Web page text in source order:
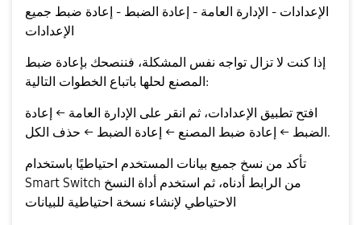
الإعدادات - الإدارة العامة - إعادة الضبط - إعادة ضبط جميع
الإعدادات
إذا كنت لا تزال تواجه نفس المشكلة، فننصحك بإعادة ضبط
المصنع لحلها باتباع الخطوات التالية:
افتح تطبيق الإعدادات، ثم انقر على الإدارة العامة ← إعادة
الضبط ← إعادة ضبط المصنع ← إعادة الضبط ← حذف الكل.
تأكد من نسخ جميع بيانات المستخدم احتياطيًا باستخدام
Smart Switch من الرابط أدناه، ثم استخدم أداة النسخ
الاحتياطي لإنشاء نسخة احتياطية للبيانات